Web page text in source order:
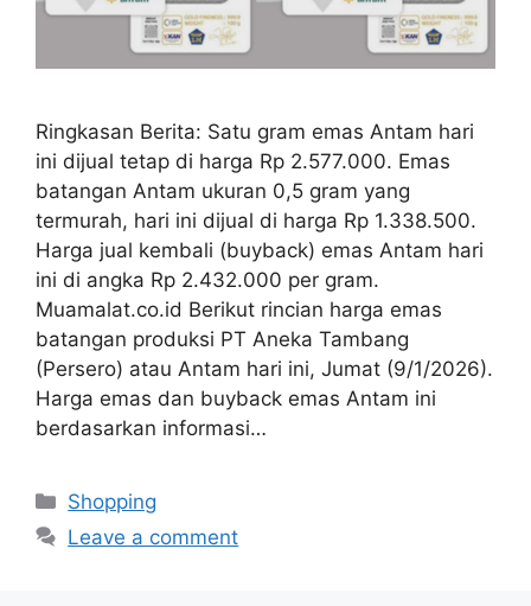
Ringkasan Berita: Satu gram emas Antam hari
ini dijual tetap di harga Rp 2.577.000. Emas
batangan Antam ukuran 0,5 gram yang
termurah, hari ini dijual di harga Rp 1.338.500.
Harga jual kembali (buyback) emas Antam hari
ini di angka Rp 2.432.000 per gram.
Muamalat.co.id Berikut rincian harga emas
batangan produksi PT Aneka Tambang
(Persero) atau Antam hari ini, Jumat (9/1/2026).
Harga emas dan buyback emas Antam ini
berdasarkan informasi…
Categories
Shopping
Leave a comment